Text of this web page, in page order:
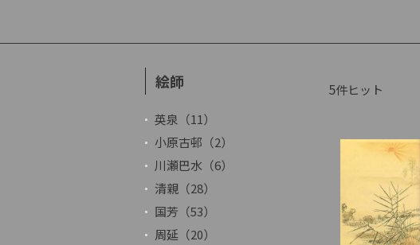
5件ヒット
絵師
英泉（11）
小原古邨（2）
川瀬巴水（6）
清親（28）
国芳（53）
周延（20）